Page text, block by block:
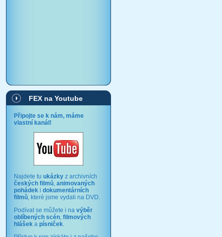
FEX na Youtube
Připojte se k nám, máme
vlastní kanál!
Najdete tu ukázky z archivních
českých filmů, animovaných
pohádek i dokumentárních
filmů, které jsme vydali na DVD.
Podívat se můžete i na výběr
oblíbených scén, filmových
hlášek a písniček.